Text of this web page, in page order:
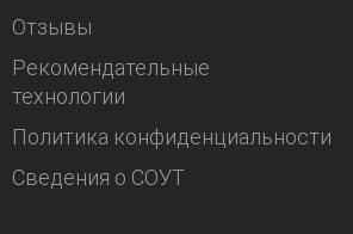
Отзывы
Рекомендательные
технологии
Политика конфиденциальности
Сведения о СОУТ